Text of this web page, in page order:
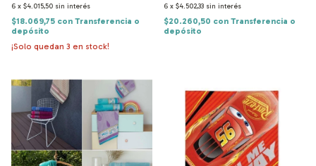
6 x $4.015,50 sin interés
$18.069,75 con Transferencia o
depósito
¡Solo quedan 3 en stock!
6 x $4.502,33 sin interés
$20.260,50 con Transferencia o
depósito